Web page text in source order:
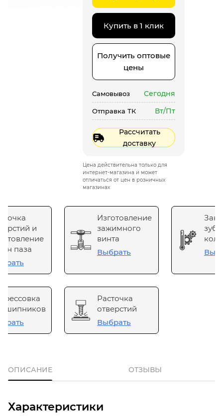
Купить в 1 клик
Получить оптовые
цены
Самовывоз Сегодня
Отправка ТК Вт/Пт
Рассчитать
доставку
Цена действительна только для
интернет-магазина и может
отличаться от цен в розничных
магазинах
и
паза
Изготовление
зажимного
винта
Выбрать
Расточка
отверстий
Выбрать
ОПИСАНИЕ ОТЗЫВЫ
Характеристики